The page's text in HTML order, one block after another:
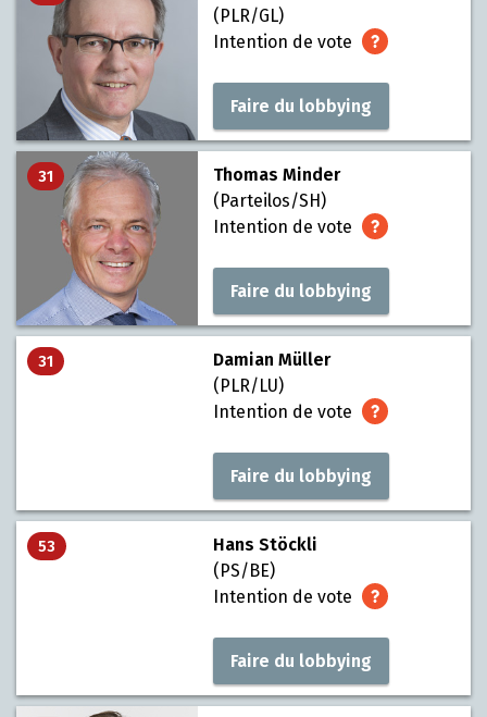
(PLR/GL)
Intention de vote
Faire du lobbying
31
Thomas Minder
(Parteilos/SH)
Intention de vote
Faire du lobbying
31
Damian Müller
(PLR/LU)
Intention de vote
Faire du lobbying
53
Hans Stöckli
(PS/BE)
Intention de vote
Faire du lobbying